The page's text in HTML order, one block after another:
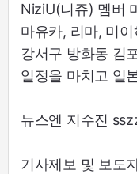
NiziU(니쥬) 멤버
마유카, 리마, 미
강서구 방화동 김
일정을 마치고 일
뉴스엔 지수진
기사제보 및 보도